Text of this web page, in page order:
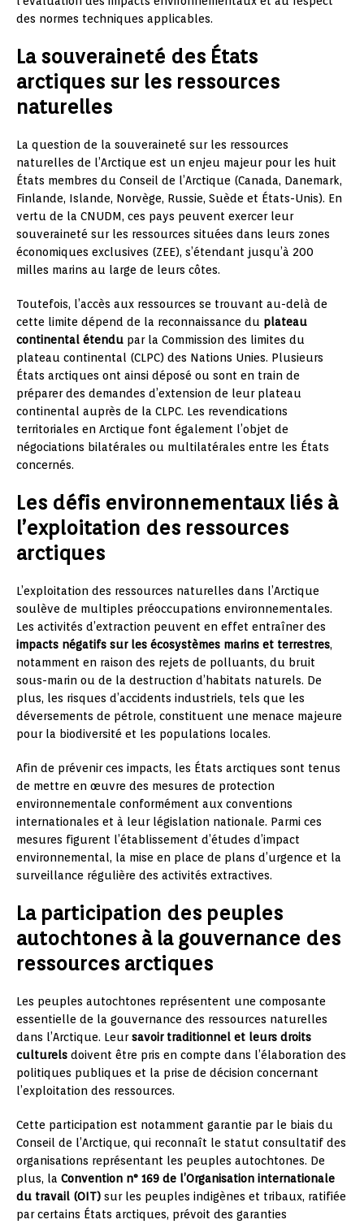
des normes techniques applicables.
La souveraineté des États
arctiques sur les ressources
naturelles
La question de la souveraineté sur les ressources
naturelles de l’Arctique est un enjeu majeur pour les huit
États membres du Conseil de l’Arctique (Canada, Danemark,
Finlande, Islande, Norvège, Russie, Suède et États-Unis). En
vertu de la CNUDM, ces pays peuvent exercer leur
souveraineté sur les ressources situées dans leurs zones
économiques exclusives (ZEE), s’étendant jusqu’à 200
milles marins au large de leurs côtes.
Toutefois, l’accès aux ressources se trouvant au-delà de
cette limite dépend de la reconnaissance du plateau
continental étendu par la Commission des limites du
plateau continental (CLPC) des Nations Unies. Plusieurs
États arctiques ont ainsi déposé ou sont en train de
préparer des demandes d’extension de leur plateau
continental auprès de la CLPC. Les revendications
territoriales en Arctique font également l’objet de
négociations bilatérales ou multilatérales entre les États
concernés.
Les défis environnementaux liés à
l’exploitation des ressources
arctiques
L’exploitation des ressources naturelles dans l’Arctique
soulève de multiples préoccupations environnementales.
Les activités d’extraction peuvent en effet entraîner des
impacts négatifs sur les écosystèmes marins et terrestres,
notamment en raison des rejets de polluants, du bruit
sous-marin ou de la destruction d’habitats naturels. De
plus, les risques d’accidents industriels, tels que les
déversements de pétrole, constituent une menace majeure
pour la biodiversité et les populations locales.
Afin de prévenir ces impacts, les États arctiques sont tenus
de mettre en œuvre des mesures de protection
environnementale conformément aux conventions
internationales et à leur législation nationale. Parmi ces
mesures figurent l’établissement d’études d’impact
environnemental, la mise en place de plans d’urgence et la
surveillance régulière des activités extractives.
La participation des peuples
autochtones à la gouvernance des
ressources arctiques
Les peuples autochtones représentent une composante
essentielle de la gouvernance des ressources naturelles
dans l’Arctique. Leursavoir traditionnel et leurs droits
culturels doivent être pris en compte dans l’élaboration des
politiques publiques et la prise de décision concernant
l’exploitation des ressources.
Cette participation est notamment garantie par le biais du
Conseil de l’Arctique, qui reconnaît le statut consultatif des
organisations représentant les peuples autochtones. De
plus, la Convention n° 169 de l’Organisation internationale
du travail (OIT) sur les peuples indigènes et tribaux, ratifiée
par certains États arctiques, prévoit des garanties